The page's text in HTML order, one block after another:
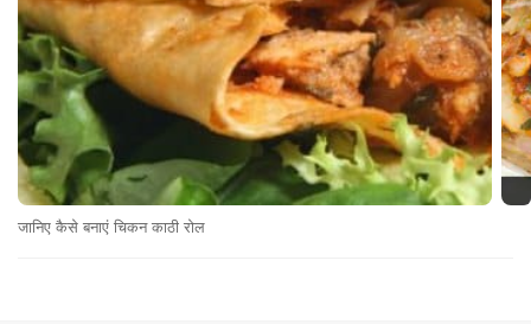
जानिए कैसे बनाएं चिकन काठी रोल